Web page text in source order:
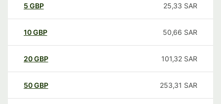
5 GBP 25,33 SAR
10GBP 50,66 SAR
20GBP 101,32 SAR
50GBP 253,31 SAR